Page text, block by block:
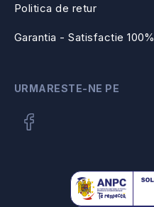
Politica de retur
Garantia - Satisfactie 100%
URMARESTE-NE PE